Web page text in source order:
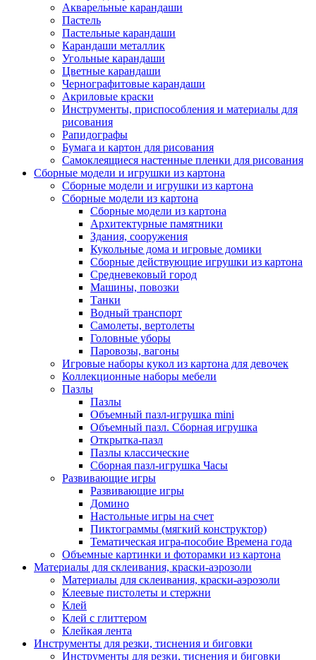
Акварельные карандаши
Пастель
Пастельные карандаши
Карандаши металлик
Угольные карандаши
Цветные карандаши
Чернографитовые карандаши
Акриловые краски
Инструменты, приспособления и материалы для
рисования
Рапидографы
Бумага и картон для рисования
Самоклеящиеся настенные пленки для рисования
Сборные модели и игрушки из картона
Сборные модели и игрушки из картона
Сборные модели из картона
Сборные модели из картона
Архитектурные памятники
Здания, сооружения
Кукольные дома и игровые домики
Сборные действующие игрушки из картона
Средневековый город
Машины, повозки
Танки
Водный транспорт
Самолеты, вертолеты
Головные уборы
Паровозы, вагоны
Игровые наборы кукол из картона для девочек
Коллекционные наборы мебели
Пазлы
Пазлы
Объемный пазл-игрушка mini
Объемный пазл. Сборная игрушка
Открытка-пазл
Пазлы классические
Сборная пазл-игрушка Часы
Развивающие игры
Развивающие игры
Домино
Настольные игры на счет
Пиктограммы (мягкий конструктор)
Тематическая игра-пособие Времена года
Объемные картинки и фоторамки из картона
Материалы для склеивания, краски-аэрозоли
Материалы для склеивания, краски-аэрозоли
Клеевые пистолеты и стержни
Клей
Клей с глиттером
Клейкая лента
Инструменты для резки, тиснения и биговки
Инструменты для резки, тиснения и биговки